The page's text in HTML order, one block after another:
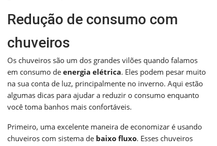
Redução de consumo com
chuveiros
Os chuveiros são um dos grandes vilões quando falamos
em consumo de energia elétrica. Eles podem pesar muito
na sua conta de luz, principalmente no inverno. Aqui estão
algumas dicas para ajudar a reduzir o consumo enquanto
você toma banhos mais confortáveis.
Primeiro, uma excelente maneira de economizar é usando
chuveiros com sistema de baixo fluxo. Esses chuveiros